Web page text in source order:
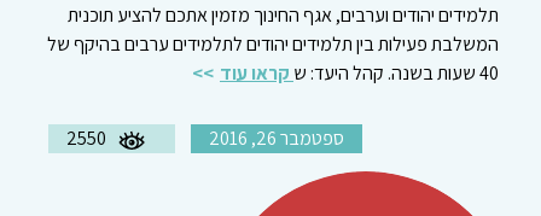
תלמידים יהודים וערבים, אגף החינוך מזמין אתכם להציע תוכנית
המשלבת פעילות בין תלמידים יהודים לתלמידים ערבים בהיקף של
40 שעות בשנה. קהל היעד: ש
קראו עוד
ספטמבר 26, 2016 2550